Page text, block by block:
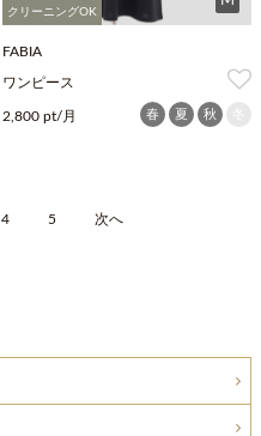
クリーニングOK
FABIA
ワンピース
2,800 pt/月 春 夏 秋
4 5 次へ